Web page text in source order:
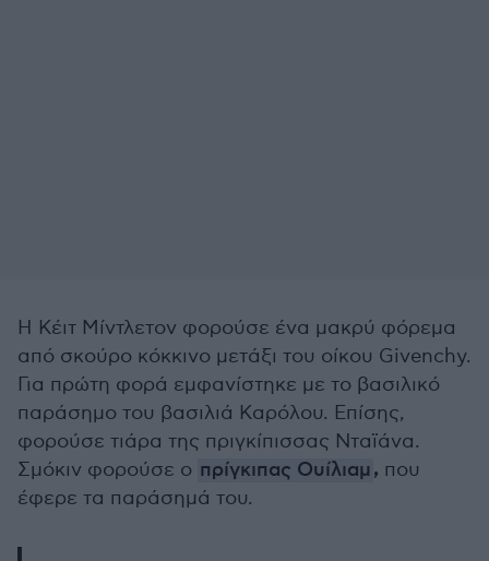
Η Κέιτ Μίντλετον φορούσε ένα μακρύ φόρεμα
από σκούρο κόκκινο μετάξι του οίκου Givenchy.
Για πρώτη φορά εμφανίστηκε με το βασιλικό
παράσημο του βασιλιά Καρόλου. Επίσης,
φορούσε τιάρα της πριγκίπισσας Νταϊάνα.
Σμόκιν φορούσε ο πρίγκιπας Ουίλιαμ, που
έφερε τα παράσημά του.